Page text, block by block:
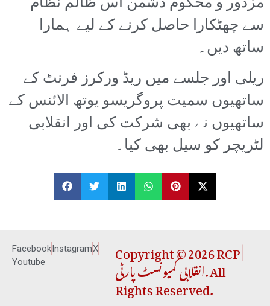
سے چھٹکارا حاصل کرنے کے لیے ہمارا
ساتھ دیں۔
ریلی اور جلسے میں ریڈ ورکرز فرنٹ کے
ساتھیوں سمیت پروگریسو یوتھ الائنس کے
ساتھیوں نے بھی شرکت کی اور انقلابی
لٹریچر کو سیل بھی کیا۔
FacebookInstagramX
Youtube
Copyright © 2026 RCP |
انقلابی کمیونسٹ پارٹی. All
Rights Reserved.